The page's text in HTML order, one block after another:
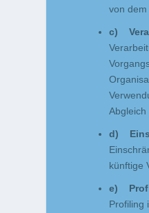
von
c)
Abgleich
d)
künftige
e)
Profiling